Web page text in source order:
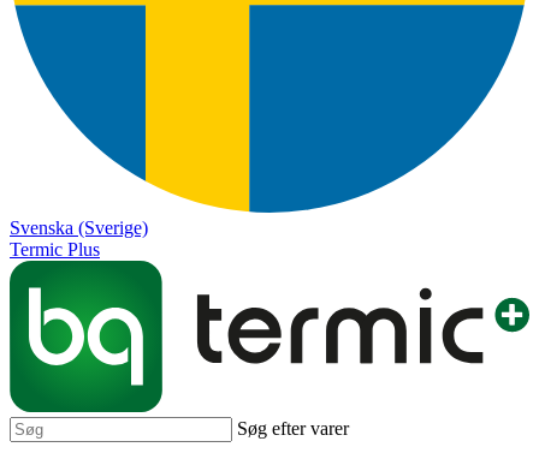
Svenska (Sverige)
Termic Plus
Søg efter varer